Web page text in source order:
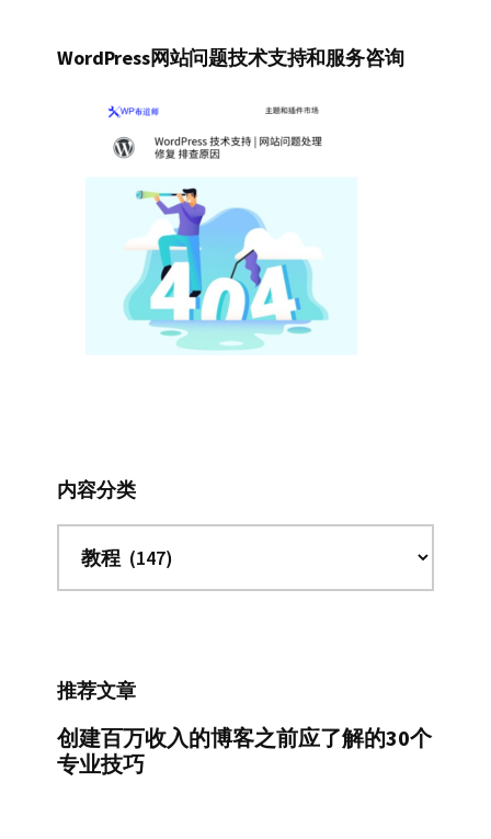
WordPress网站问题技术支持和服务咨询
内容分类
分
推荐文章
创建百万收入的博客之前应了解的30个
专业技巧